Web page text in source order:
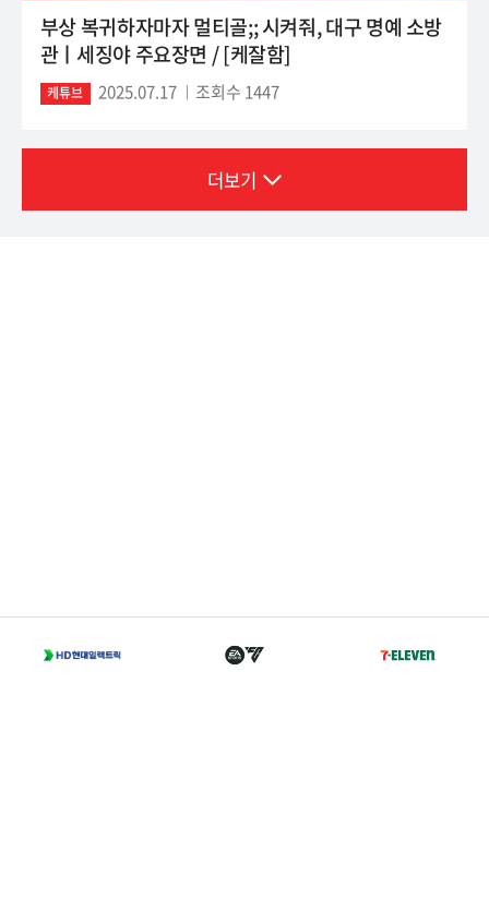
부상 복귀하자마자 멀티골;; 시켜줘, 대구 명예 소방
관ㅣ세징야 주요장면 / [케잘함]
케튜브 2025.07.17 조회수 1447
더보기